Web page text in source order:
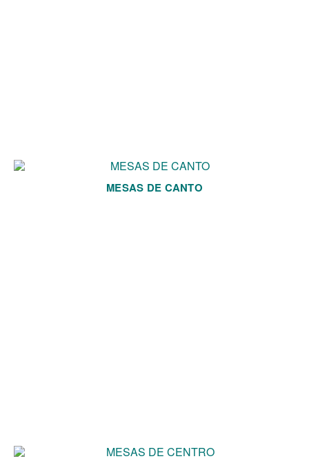
MESAS DE CANTO